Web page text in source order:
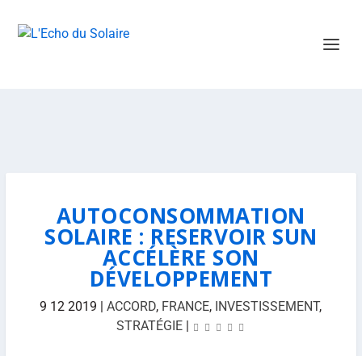
AUTOCONSOMMATION
SOLAIRE : RESERVOIR SUN
ACCÉLÈRE SON
DÉVELOPPEMENT
9 12 2019 |ACCORD, FRANCE, INVESTISSEMENT,
STRATÉGIE|